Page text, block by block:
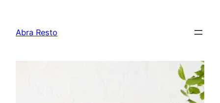
konten
Abra Resto